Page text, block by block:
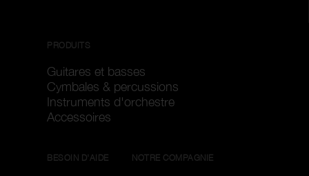
PRODUITS
Guitares et basses
Cymbales & percussions
Instruments d'orchestre
Accessoires
BESOIN D'AIDE NOTRE COMPAGNIE